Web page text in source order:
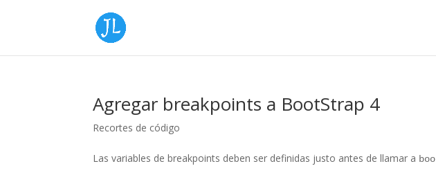
Agregar breakpoints a BootStrap 4
Recortes de código
Las variables de breakpoints deben ser definidas justo antes de llamar a